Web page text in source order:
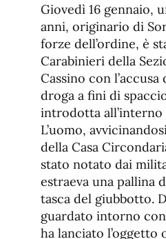
Giovedì 16 gennaio,
anni, originario di
forze dell’ordine, è
Carabinieri della
Cassino con
droga a fini di
introdotta
L’uomo,
della Casa
stato notato dai
estraeva una pallina
tasca del giubbotto.
guardato intorno
ha lanciato l’oggetto